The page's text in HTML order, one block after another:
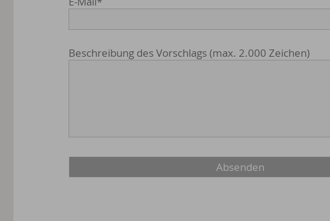
Beschreibung des Vorschlags (max. 2.000 Zeichen)